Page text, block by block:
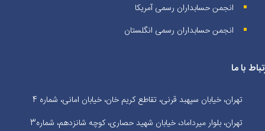
انجمن حسابداران رسمی آمریکا
انجمن حسابداران رسمی انگلستان
با ما
تهران، خیابان سپهبد قرنی، تقاطع کریم خان، خیابان امانی، شماره 4
تهران، بلوار میرداماد، خیابان شهید حصاری، کوچه شانزدهم، شماره3